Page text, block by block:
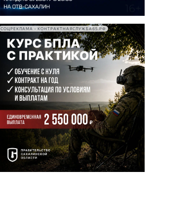
СОЦРЕКЛАМА • КОНТРАКТНАЯСЛУЖБА65.РФ